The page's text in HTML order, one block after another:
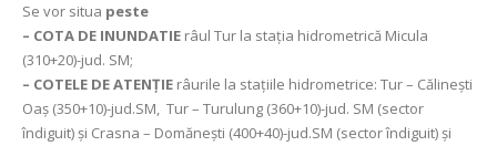
Se vor situa peste
– COTA DE INUNDATIE râul Tur la stația hidrometrică Micula
(310+20)-jud. SM;
– COTELE DE ATENȚIE râurile la stațiile hidrometrice: Tur – Călineşti
Oaş (350+10)-jud.SM, Tur – Turulung (360+10)-jud. SM (sector
îndiguit) și Crasna – Domăneşti (400+40)-jud.SM (sector îndiguit) şi